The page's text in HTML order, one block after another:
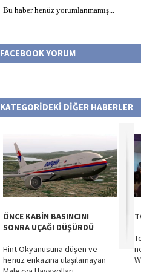
Bu haber henüz yorumlanmamış...
FACEBOOK YORUM
KATEGORİDEKİ DİĞER HABERLER
ÖNCE KABİN BASINCINI
SONRA UÇAĞI DÜŞÜRDÜ
Hint Okyanusuna düşen ve
henüz enkazına ulaşılamayan